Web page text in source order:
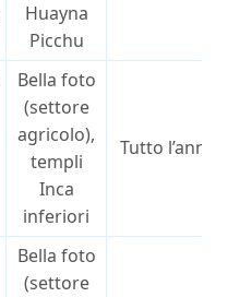
Huayna
Picchu
Bella foto
(settore
agricolo),
templi
Inca
inferiori
Tutto l’anno
Bella foto
(settore